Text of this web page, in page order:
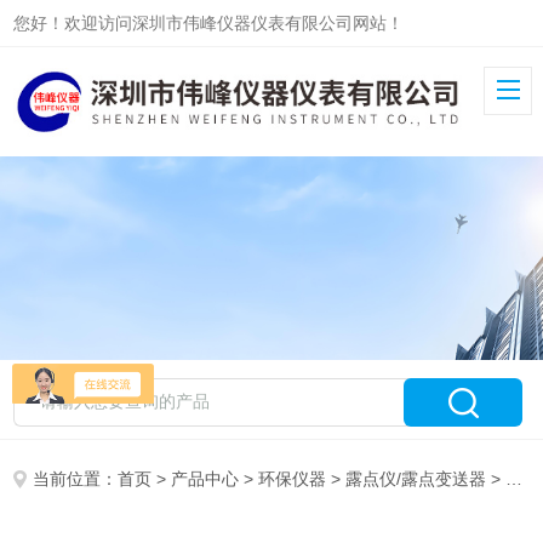
您好！欢迎访问深圳市伟峰仪器仪表有限公司网站！
当前位置：首页 > 产品中心 >环保仪器 > 露点仪/露点变送器 > DP70露点仪